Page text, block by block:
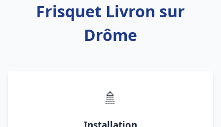
Frisquet Livron sur
Drôme
🚿